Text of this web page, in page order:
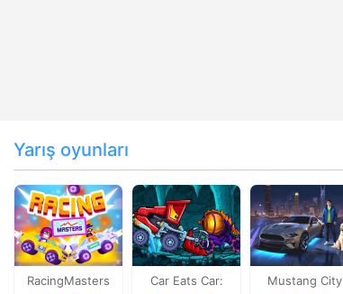
Yarış oyunları
RacingMasters
Car Eats Car:
Mustang City